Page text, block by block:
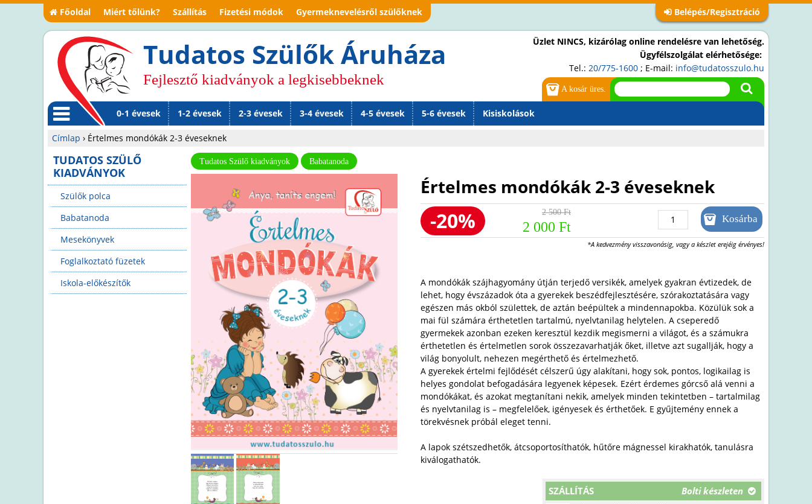
Jump to navigation
Főoldal Miért tőlünk? Szállítás Fizetési módok Gyermeknevelésről szülőknek Belépés/Regisztráció
Tudatos Szülők Áruháza
Fejlesztő kiadványok a legkisebbeknek
Üzlet NINCS, kizárólag online rendelésre van lehetőség.
Ügyfélszolgálat elérhetősége:
Tel.: 20/775-1600 ; E-mail: info@tudatosszulo.hu
Jelenlegi
hely
Címlap › Értelmes mondókák 2-3 éveseknek
Tudatos Szülő kiadványok Babatanoda
Értelmes mondókák 2-3 éveseknek
-20% 2 500 Ft
2 000 Ft
*A kedvezmény visszavonásig, vagy a készlet erejéig érvényes!
A mondókák szájhagyomány útján terjedő versikék, amelyek gyakran évtizedek, de
lehet, hogy évszázadok óta a gyerekek beszédfejlesztésére, szórakoztatására vagy
egészen más okból születtek, de aztán beépültek a mindennapokba. Közülük sok a
mai fül számára érthetetlen tartalmú, nyelvtanilag helytelen. A cseperedő
gyermekek azonban ezeken keresztül kezdik megismerni a világot, és a számukra
érthetetlen és értelmetlen sorok összezavarhatják őket, illetve azt sugallják, hogy a
világ bonyolult, nehezen megérthető és értelmezhető.
A gyerekek értelmi fejlődését célszerű úgy alakítani, hogy sok, pontos, logikailag is
helyes gondolat befogadására legyenek képesek. Ezért érdemes górcső alá venni a
mondókákat, és azokat megtanítani nekik, amelyek minden tekintetben – tartalmilag
és nyelvtanilag is – megfelelőek, igényesek és érthetőek. E gyűjtemény ennek a
törekvésnek próbál eleget tenni.
​A lapok szétszedhetők, átcsoportosíthatók, hűtőre mágnessel kirakhatók, tanulásra
kiválogathatók.
SZÁLLÍTÁS Bolti készleten
A kosár üres.
M
en
ü
0-1 évesek 1-2 évesek 2-3 évesek 3-4 évesek 4-5 évesek 5-6 évesek Kisiskolások
TUDATOS SZÜLŐ
KIADVÁNYOK
Szülők polca
Babatanoda
Mesekönyvek
Foglalkoztató füzetek
Iskola-előkészítők